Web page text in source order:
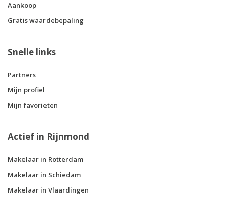
Aankoop
Gratis waardebepaling
Snelle links
Partners
Mijn profiel
Mijn favorieten
Actief in Rijnmond
Makelaar in Rotterdam
Makelaar in Schiedam
Makelaar in Vlaardingen